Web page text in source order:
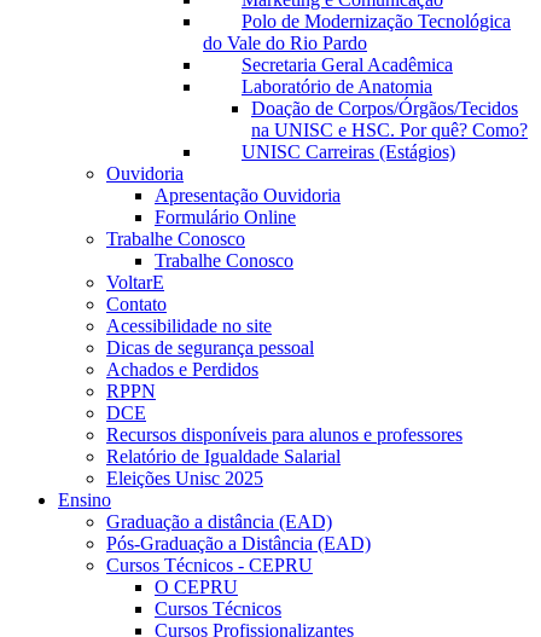
Polo de Modernização Tecnológica
do Vale do Rio Pardo
Secretaria Geral Acadêmica
Laboratório de Anatomia
Doação de Corpos/Órgãos/Tecidos
na UNISC e HSC. Por quê? Como?
UNISC Carreiras (Estágios)
Ouvidoria
Apresentação Ouvidoria
Formulário Online
Trabalhe Conosco
Trabalhe Conosco
VoltarE
Contato
Acessibilidade no site
Dicas de segurança pessoal
Achados e Perdidos
RPPN
DCE
Recursos disponíveis para alunos e professores
Relatório de Igualdade Salarial
Eleições Unisc 2025
Ensino
Graduação a distância (EAD)
Pós-Graduação a Distância (EAD)
Cursos Técnicos - CEPRU
O CEPRU
Cursos Técnicos
Cursos Profissionalizantes